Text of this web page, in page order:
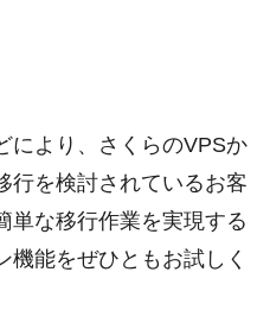
により、さくらのVPSか
行を検討されているお客
単な移行作業を実現する
機能をぜひともお試しく